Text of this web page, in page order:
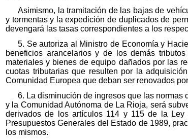
Asimismo, la tramitación de las bajas de
y tormentas y la expedición de duplicados de
devengará las tasas correspondientes a los
5. Se autoriza al Ministro de Economía y
beneficios arancelarios y de los demás
materiales y bienes de equipo dañados por las
cuotas tributarias que resulten por la
Comunidad Europea que deban ser renovados
6. La disminución de ingresos que las
y la Comunidad Autónoma de La Rioja, será
derivados de los artículos 114 y 115 de la
Presupuestos Generales del Estado de 1989,
los mismos.